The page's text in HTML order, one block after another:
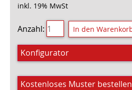
inkl. 19% MwSt
Anzahl:
Konfigurator
Kostenloses Muster bestellen